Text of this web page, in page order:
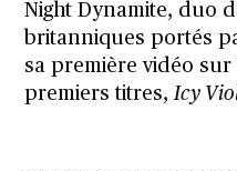
Night Dynamite, duo
britanniques portés
sa première vidéo
premiers titres, Icy